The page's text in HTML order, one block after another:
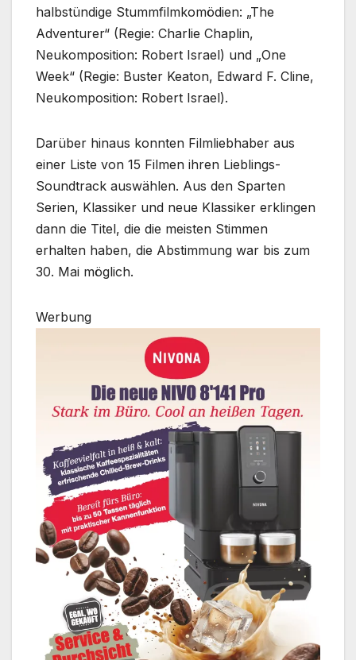
halbstündige Stummfilmkomödien: „The
Adventurer“ (Regie: Charlie Chaplin,
Neukomposition: Robert Israel) und „One
Week“ (Regie: Buster Keaton, Edward F. Cline,
Neukomposition: Robert Israel).
Darüber hinaus konnten Filmliebhaber aus
einer Liste von 15 Filmen ihren Lieblings-
Soundtrack auswählen. Aus den Sparten
Serien, Klassiker und neue Klassiker erklingen
dann die Titel, die die meisten Stimmen
erhalten haben, die Abstimmung war bis zum
30. Mai möglich.
Werbung